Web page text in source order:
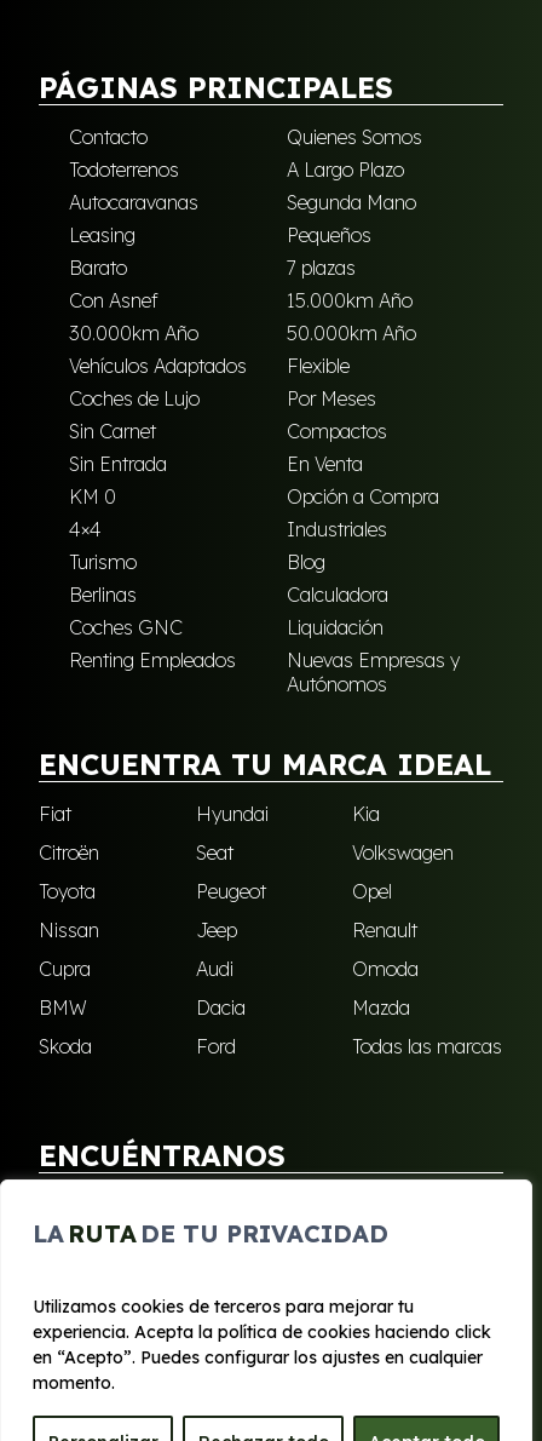
LA RUTA DE TU PRIVACIDAD
Utilizamos cookies de terceros para mejorar tu
experiencia. Acepta la política de cookies haciendo click
en “Acepto”. Puedes configurar los ajustes en cualquier
momento.
PÁGINAS PRINCIPALES
Contacto
Quienes Somos
Todoterrenos
A Largo Plazo
Autocaravanas
Segunda Mano
Leasing
Pequeños
Barato
7 plazas
Con Asnef
15.000km Año
30.000km Año
50.000km Año
Vehículos Adaptados
Flexible
Coches de Lujo
Por Meses
Sin Carnet
Compactos
Sin Entrada
En Venta
KM 0
Opción a Compra
4×4
Industriales
Turismo
Blog
Berlinas
Calculadora
Coches GNC
Liquidación
Renting Empleados
Nuevas Empresas y
Autónomos
ENCUENTRA TU MARCA IDEAL
Fiat Hyundai
Kia
Citroën
Seat
Volkswagen
Toyota
Peugeot
Opel
Nissan
Jeep
Renault
Cupra
Audi
Omoda
BMW
Dacia
Mazda
Skoda
Ford Todas las marcas
ENCUÉNTRANOS
Sangonera Verde
Santa Cruz
© 2020 - 2026 Segura Renting
Aviso legal y Privacidad